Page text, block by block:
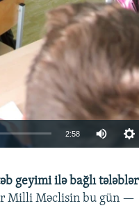
2:58
360p
480p
geyimi ilə bağlı tələblər
Milli Məclisin bu gün —